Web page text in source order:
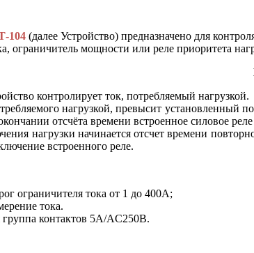
104 (далее Устройство) предназначено для
ограничитель мощности или реле приоритета
контролирует ток, потребляемый нагрузкой.
нагрузкой, превысит установленный
отсчёта времени встроенное силовое
нагрузки начинается отсчет времени
встроенного реле.
ограничителя тока от 1 до 400А;
тока.
контактов 5А/AC250В.